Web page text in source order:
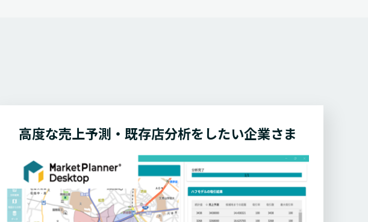
高度な売上予測・既存店分析をしたい企業さま